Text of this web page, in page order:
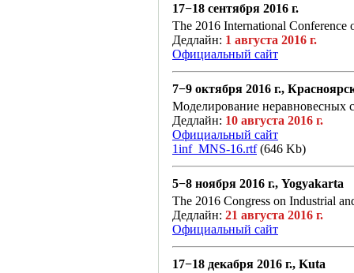
17−18 сентября 2016 г.
The 2016 International
Дедлайн: 1 августа 2016 г.
Официальный сайт
7−9 октября 2016 г.,
Моделирование неравновесных
Дедлайн: 10 августа 2016 г.
Официальный сайт
1inf_MNS-16.rtf(646 Kb)
5−8 ноября 2016 г., Yogyakarta
The 2016 Congress on Industrial
Дедлайн: 21 августа 2016 г.
Официальный сайт
17−18 декабря 2016 г., Kuta